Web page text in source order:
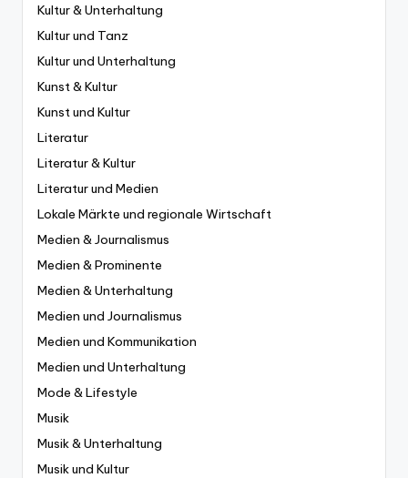
Kultur & Unterhaltung
Kultur und Tanz
Kultur und Unterhaltung
Kunst & Kultur
Kunst und Kultur
Literatur
Literatur & Kultur
Literatur und Medien
Lokale Märkte und regionale Wirtschaft
Medien & Journalismus
Medien & Prominente
Medien & Unterhaltung
Medien und Journalismus
Medien und Kommunikation
Medien und Unterhaltung
Mode & Lifestyle
Musik
Musik & Unterhaltung
Musik und Kultur